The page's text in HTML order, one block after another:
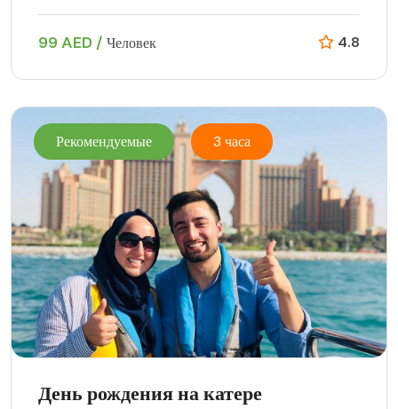
99 AED / Человек 4.8
Рекомендуемые 3 часа
День рождения на катере